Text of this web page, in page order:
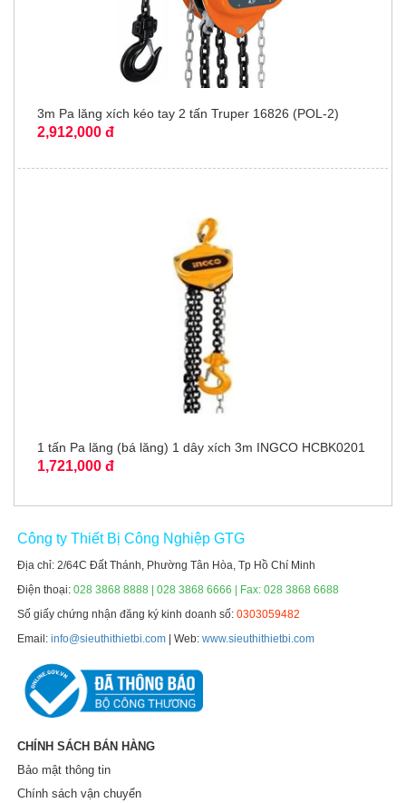
3m Pa lăng xích kéo tay 2 tấn Truper 16826 (POL-2)
2,912,000 đ
1 tấn Pa lăng (bá lăng) 1 dây xích 3m INGCO HCBK0201
1,721,000 đ
Công ty Thiết Bị Công Nghiệp GTG
Địa chỉ: 2/64C Đất Thánh, Phường Tân Hòa, Tp Hồ Chí Minh
Điện thoại:028 3868 8888 | 028 3868 6666 | Fax: 028 3868 6688
Số giấy chứng nhận đăng ký kinh doanh số:0303059482
Email:info@sieuthithietbi.com | Web:www.sieuthithietbi.com
CHÍNH SÁCH BÁN HÀNG
Bảo mật thông tin
Chính sách vận chuyển